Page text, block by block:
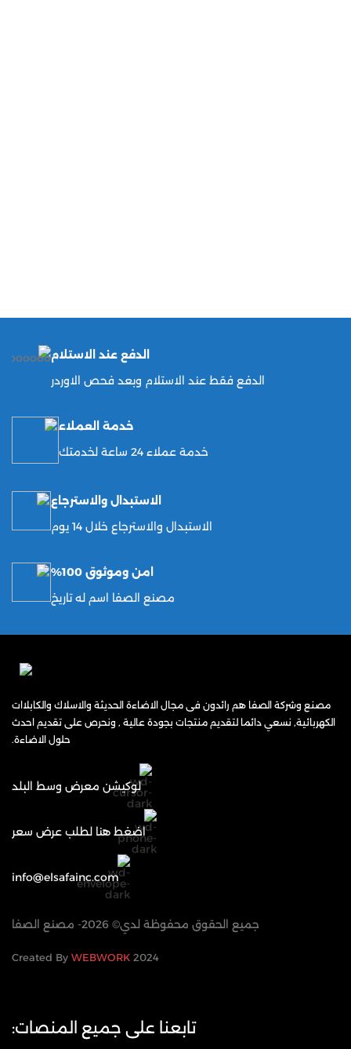
الدفع عند الاستلام
الدفع فقط عند الاستلام وبعد فحص الاوردر
خدمة العملاء
خدمة عملاء 24 ساعة لخدمتك
الاستبدال والاسترجاع
الاستبدال والاسترجاع خلال 14 يوم
امن وموثوق 100%
مصنع الصفا اسم له تاريخ
مصنع وشركة الصفا هم رائدون فى مجال الاضاءة الحديثة والاسلاك والكابلاات
الكهربائية, نسعي دائما لتقديم منتجات بجودة عالية , ونحرص على تقديم احدث
حلول الاضاءة.
لوكيشن معرض وسط البلد
اضغط هنا لطلب عرض سعر
info@elsafainc.com
جميع الحقوق محفوظة لدي© 2026- مصنع الصفا
2024 Created By
WEBWORK
تابعنا على جميع المنصات: